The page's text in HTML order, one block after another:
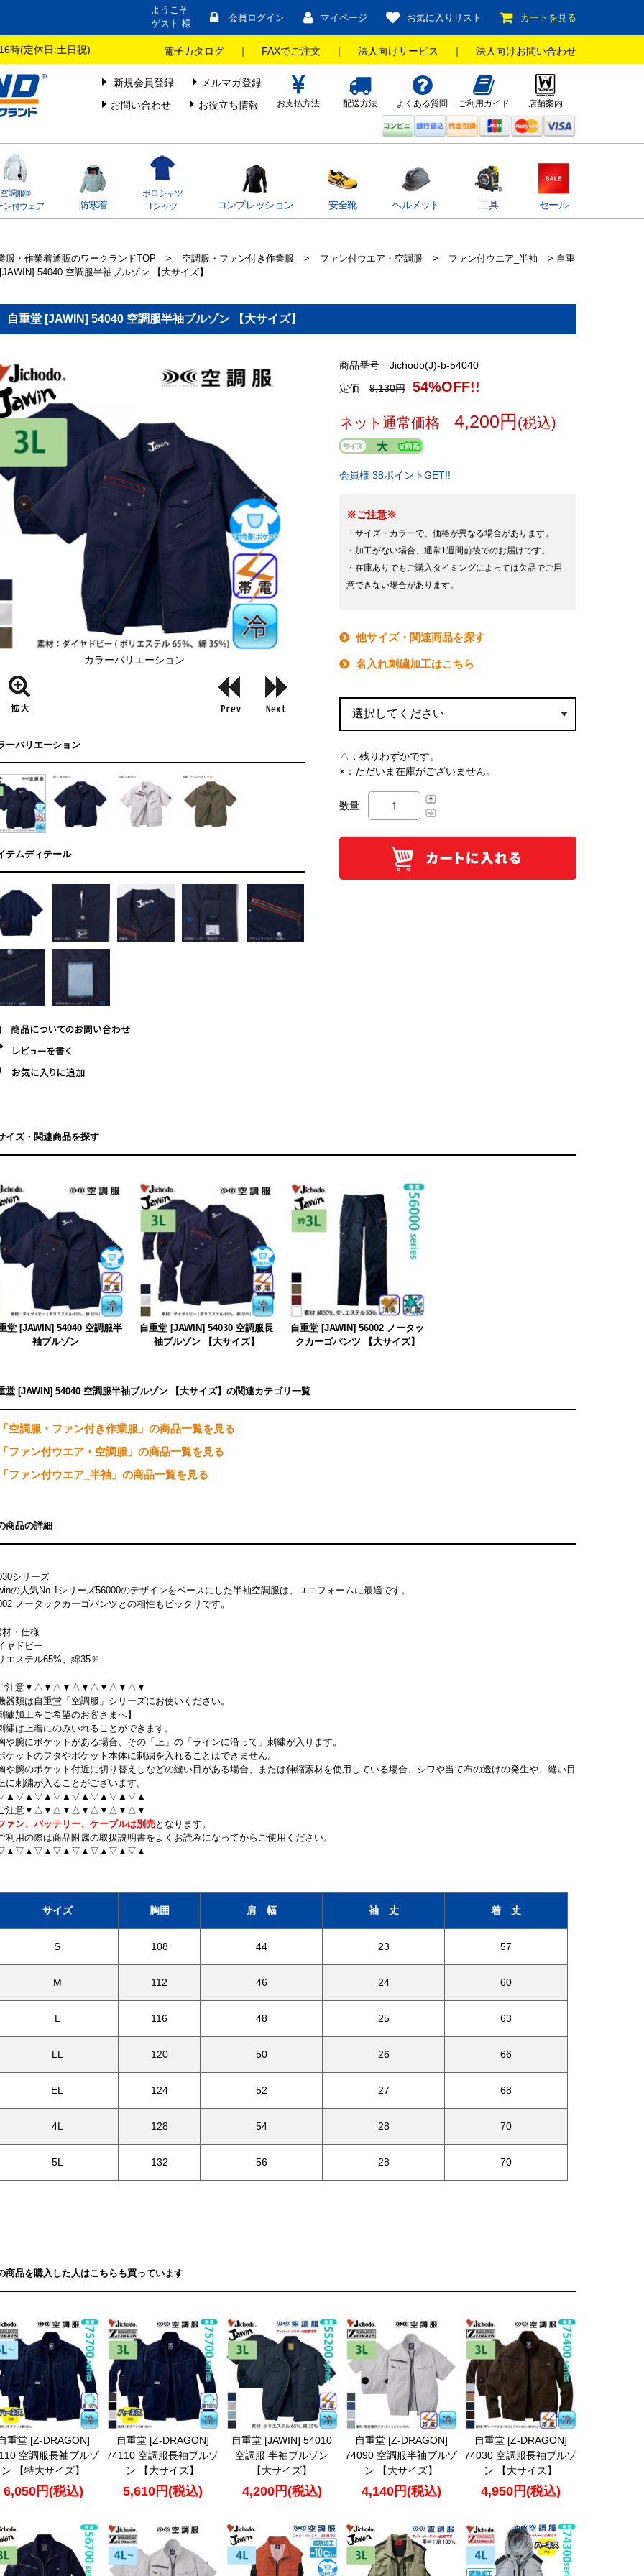
ようこそ
ゲスト 様
会員ログイン マイページ お気に入りリスト カートを見る
時(定休日:土日祝) 電子カタログ ｜ FAXでご注文 ｜ 法人向けサービス ｜ 法人向けお問い合わせ
新規会員登録
メルマガ登録
お問い合わせ
お役立ち情報 お支払方法 配送方法 よくある質問 ご利用ガイド 店舗案内
空調服®
ン付ウェア
防寒着
ポロシャツ
Tシャツ
コンプレッション 安全靴 ヘルメット 工具 セール
服・作業着通販のワークランドTOP > 空調服・ファン付き作業服 > ファン付ウエア・空調服 > ファン付ウエア_半袖
> 自重
54040 空調服半袖ブルゾン 【大サイズ】
自重堂 [JAWIN] 54040 空調服半袖ブルゾン 【大サイズ】
商品番号 Jichodo(J)-b-54040
定価 9,130円 54%OFF!!
ネット通常価格 4,200円 (税込)
会員様 38ポイントGET!!
※ご注意※
・サイズ・カラーで、価格が異なる場合があります。
・加工がない場合、通常1週間前後でのお届けです。
・在庫ありでもご購入タイミングによっては欠品でご用
意できない場合があります。
他サイズ・関連商品を探す
名入れ刺繍加工はこちら
△： 残りわずかです。
×： ただいま在庫がございません。
数量
カラーバリエーション
ーバリエーション
テムディテール
イズ・関連商品を探す
堂 [JAWIN] 54040 空調服半
袖ブルゾン
自重堂 [JAWIN] 54030 空調服長
袖ブルゾン 【大サイズ】
自重堂 [JAWIN] 56002 ノータッ
クカーゴパンツ 【大サイズ】
堂 [JAWIN] 54040 空調服半袖ブルゾン 【大サイズ】の関連カテゴリ一覧
空調服・ファン付き作業服」の商品一覧を見る
ファン付ウエア・空調服」の商品一覧を見る
ファン付ウエア_半袖」の商品一覧を見る
商品の詳細
シリーズ
の人気No.1シリーズ56000のデザインをベースにした半袖空調服は、ユニフォームに最適です。
ノータックカーゴパンツとの相性もピッタリです。
・仕様
ヤドビー
エステル65%、綿35％
注意▼△▼△▼△▼△▼△▼△▼
器類は自重堂「空調服」シリーズにお使いください。
繍加工をご希望のお客さまへ】
繍は上着にのみいれることができます。
や腕にポケットがある場合、その「上」の「ラインに沿って」刺繍が入ります。
ケットのフタやポケット本体に刺繍を入れることはできません。
や腕のポケット付近に切り替えしなどの縫い目がある場合、または伸縮素材を使用している場合、シワや当て布の透けの発生や、縫い目
に刺繍が入ることがございます。
注意▼△▼△▼△▼△▼△▼△▼
ァン、バッテリー、ケーブルは別売となります。
利用の際は商品附属の取扱説明書をよくお読みになってからご使用ください。
サイズ 胸囲 肩 幅 袖 丈 着 丈
S 108 44 23 57
M 112 46 24 60
L 116 48 25 63
LL 120 50 26 66
EL 124 52 27 68
4L 128 54 28 70
5L 132 56 28 70
商品を購入した人はこちらも買っています
重堂 [Z-DRAGON]
空調服長袖ブルゾ
ン 【特大サイズ】
6,050円(税込)
自重堂 [Z-DRAGON]
74110 空調服長袖ブルゾ
ン 【大サイズ】
5,610円(税込)
自重堂 [JAWIN] 54010
空調服 半袖ブルゾン
【大サイズ】
4,200円(税込)
自重堂 [Z-DRAGON]
74090 空調服半袖ブルゾ
ン 【大サイズ】
4,140円(税込)
自重堂 [Z-DRAGON]
74030 空調服長袖ブルゾ
ン 【大サイズ】
4,950円(税込)